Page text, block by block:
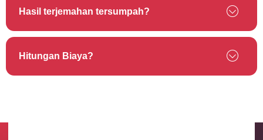
Hasil terjemahan tersumpah?
Hitungan Biaya?